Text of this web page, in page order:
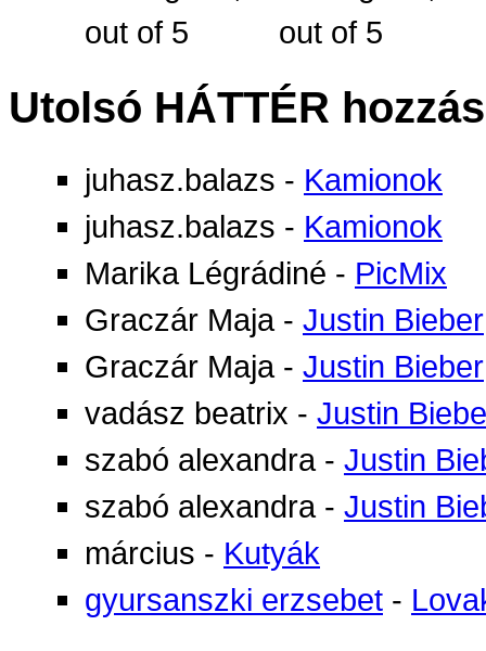
Utolsó HÁTTÉR
juhasz.balazs - Kamionok
juhasz.balazs - Kamionok
Marika Légrádiné - PicMix
Graczár Maja - Justin Bieber
Graczár Maja - Justin Bieber
vadász beatrix - Justin
szabó alexandra - Justin
szabó alexandra - Justin
március - Kutyák
gyursanszki erzsebet -